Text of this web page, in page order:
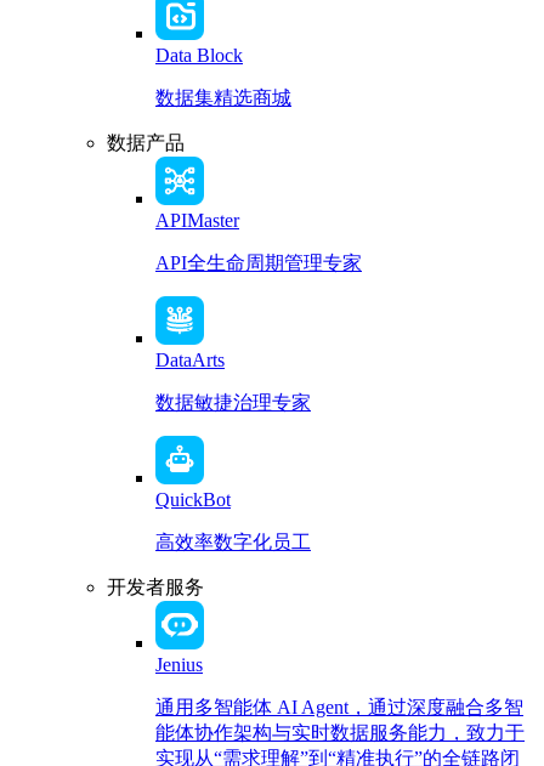
Data Block
数据集精选商城
数据产品
APIMaster
API全生命周期管理专家
DataArts
数据敏捷治理专家
QuickBot
高效率数字化员工
开发者服务
Jenius
通用多智能体 AI Agent，通过深度融合多智
能体协作架构与实时数据服务能力，致力于
实现从“需求理解”到“精准执行”的全链路闭